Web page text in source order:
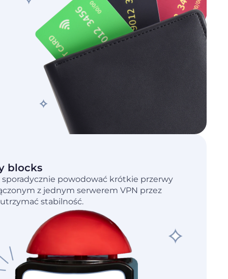
blocks
sporadycznie powodować krótkie przerwy
z jednym serwerem VPN przez
stabilność.